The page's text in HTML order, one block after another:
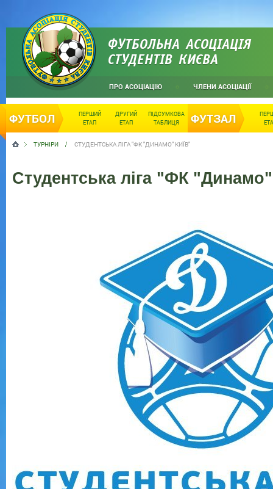
ФУТБОЛЬНА АСОЦІАЦІЯ
СТУДЕНТІВ КИЄВА
ПРО АСОЦІАЦІЮ ЧЛЕНИ АСОЦІАЦІЇ
ФУТБОЛ
ПЕРШИЙ
ЕТАП
ДРУГИЙ
ЕТАП
ПІДСУМКОВА
ТАБЛИЦЯ
ФУТЗАЛ
ТУРНІРИ СТУДЕНТСЬКА ЛІГА "ФК "ДИНАМО" КИЇВ"
Студентська ліга "ФК